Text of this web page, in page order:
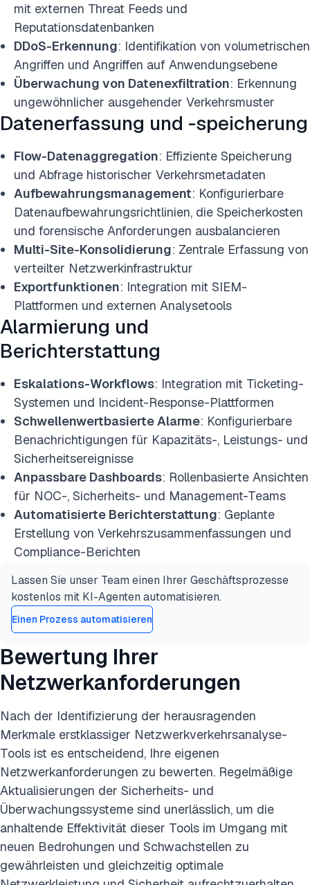
mit externen Threat Feeds und
Reputationsdatenbanken
DDoS-Erkennung: Identifikation von volumetrischen
Angriffen und Angriffen auf Anwendungsebene
Überwachung von Datenexfiltration: Erkennung
ungewöhnlicher ausgehender Verkehrsmuster
Datenerfassung und -speicherung
Flow-Datenaggregation: Effiziente Speicherung
und Abfrage historischer Verkehrsmetadaten
Aufbewahrungsmanagement: Konfigurierbare
Datenaufbewahrungsrichtlinien, die Speicherkosten
und forensische Anforderungen ausbalancieren
Multi-Site-Konsolidierung: Zentrale Erfassung von
verteilter Netzwerkinfrastruktur
Exportfunktionen: Integration mit SIEM-
Plattformen und externen Analysetools
Alarmierung und
Berichterstattung
Eskalations-Workflows: Integration mit Ticketing-
Systemen und Incident-Response-Plattformen
Schwellenwertbasierte Alarme: Konfigurierbare
Benachrichtigungen für Kapazitäts-, Leistungs- und
Sicherheitsereignisse
Anpassbare Dashboards: Rollenbasierte Ansichten
für NOC-, Sicherheits- und Management-Teams
Automatisierte Berichterstattung: Geplante
Erstellung von Verkehrszusammenfassungen und
Compliance-Berichten
Lassen Sie unser Team einen Ihrer Geschäftsprozesse
kostenlos mit KI-Agenten automatisieren.
Einen Prozess automatisieren
Bewertung Ihrer
Netzwerkanforderungen
Nach der Identifizierung der herausragenden
Merkmale erstklassiger Netzwerkverkehrsanalyse-
Tools ist es entscheidend, Ihre eigenen
Netzwerkanforderungen zu bewerten. Regelmäßige
Aktualisierungen der Sicherheits- und
Überwachungssysteme sind unerlässlich, um die
anhaltende Effektivität dieser Tools im Umgang mit
neuen Bedrohungen und Schwachstellen zu
gewährleisten und gleichzeitig optimale